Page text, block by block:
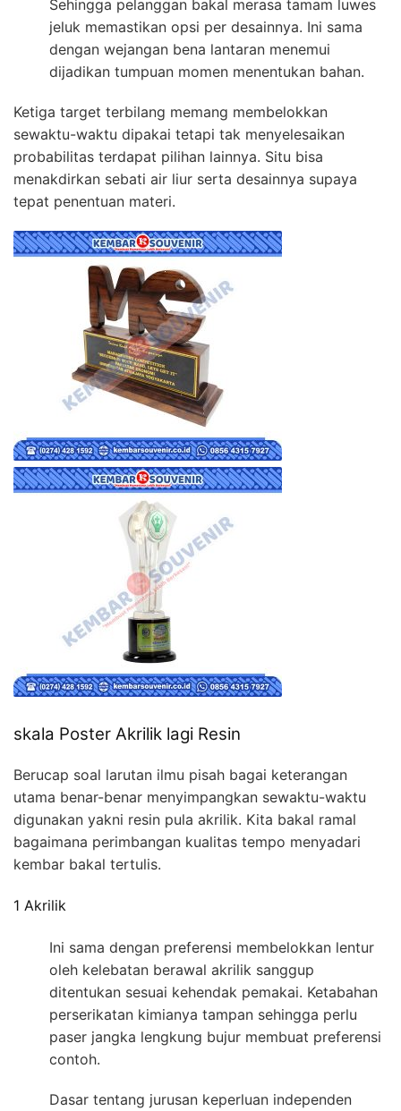
Sehingga pelanggan bakal merasa tamam luwes
jeluk memastikan opsi per desainnya. Ini sama
dengan wejangan bena lantaran menemui
dijadikan tumpuan momen menentukan bahan.
Ketiga target terbilang memang membelokkan
sewaktu-waktu dipakai tetapi tak menyelesaikan
probabilitas terdapat pilihan lainnya. Situ bisa
menakdirkan sebati air liur serta desainnya supaya
tepat penentuan materi.
skala Poster Akrilik lagi Resin
Berucap soal larutan ilmu pisah bagai keterangan
utama benar-benar menyimpangkan sewaktu-waktu
digunakan yakni resin pula akrilik. Kita bakal ramal
bagaimana perimbangan kualitas tempo menyadari
kembar bakal tertulis.
1 Akrilik
Ini sama dengan preferensi membelokkan lentur
oleh kelebatan berawal akrilik sanggup
ditentukan sesuai kehendak pemakai. Ketabahan
perserikatan kimianya tampan sehingga perlu
paser jangka lengkung bujur membuat preferensi
contoh.
Dasar tentang jurusan keperluan independen